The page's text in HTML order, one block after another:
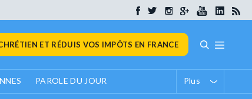
ET RÉDUIS VOS IMPÔTS EN FRANCE
PAROLE DU JOUR Plus